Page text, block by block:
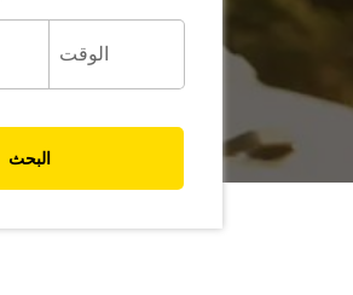
البحث